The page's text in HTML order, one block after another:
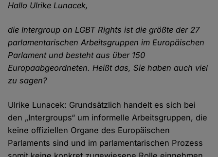
Hallo Ulrike Lunacek,
die Intergroup on LGBT Rights ist die größte der 27
parlamentarischen Arbeitsgruppen im Europäischen
Parlament und besteht aus über 150
Europaabgeordneten. Heißt das, Sie haben auch viel
zu sagen?
Ulrike Lunacek: Grundsätzlich handelt es sich bei
den „Intergroups“ um informelle Arbeitsgruppen, die
keine offiziellen Organe des Europäischen
Parlaments sind und im parlamentarischen Prozess